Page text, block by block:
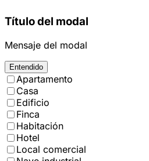
Título del modal
Mensaje del modal
Entendido
Apartamento
Casa
Edificio
Finca
Habitación
Hotel
Local comercial